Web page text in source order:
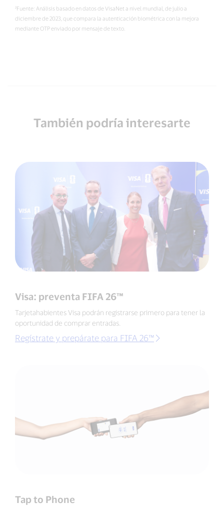
²Fuente: Análisis basado en datos de VisaNet a nivel mundial, de julio a
diciembre de 2023, que compara la autenticación biométrica con la mejora
mediante OTP enviado por mensaje de texto.
También podría interesarte
Visa: preventa FIFA 26™
Tarjetahabientes Visa podrán registrarse primero para tener la
oportunidad de comprar entradas.
Regístrate y prepárate para FIFA 26™
Tap to Phone